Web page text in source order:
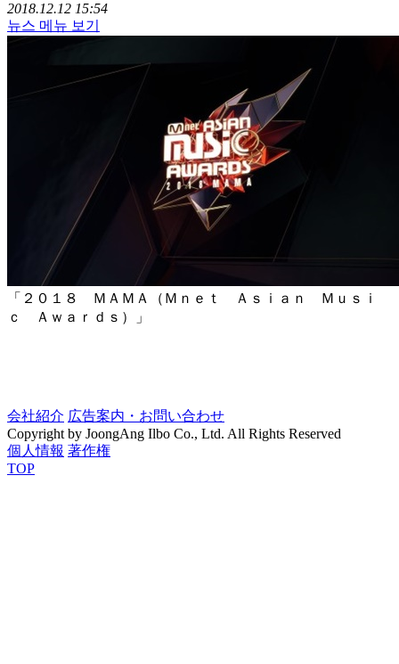
2018.12.12 15:54
뉴스 메뉴 보기
「２０１８ ＭＡＭＡ（Ｍｎｅｔ Ａｓｉａｎ Ｍｕｓｉ
ｃ Ａｗａｒｄｓ）」
会社紹介 広告案内・お問い合わせ
Copyright by JoongAng Ilbo Co., Ltd. All Rights Reserved
個人情報 著作権
TOP